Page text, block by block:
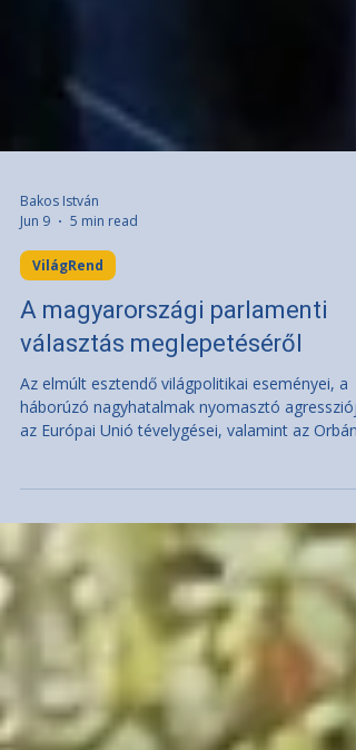
Bakos István
Jun 9
5 min read
VilágRend
A magyarországi parlamenti
háborúzó nagyhatalmak nyomasztó
az Európai Unió tévelygései, valamint az Orbán-
kormány médiáját is uraló gyűlölködők
lejtmenete, az állampárti elit mammonimádata
egyaránt megbosszulta magát. A nagyvilágban
megtapasztalhattam a közélet aggasztó
életjeleit, az erőpolitika és az önkényuralom
térhódítását és az ellenállás csíráit főleg
Európában és térségünkben. A TISZA Párt
győzelmének megítélését illetően – Szeremle